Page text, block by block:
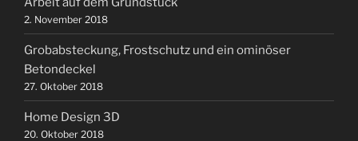
2. November 2018
Grobabsteckung, Frostschutz und ein ominöser
Betondeckel
27. Oktober 2018
Home Design 3D
20. Oktober 2018